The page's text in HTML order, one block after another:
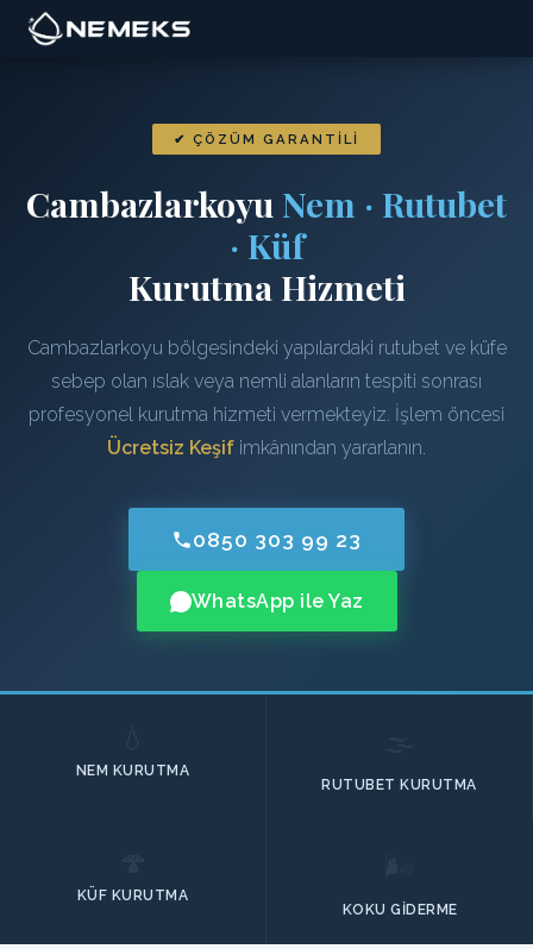
✔ ÇÖZÜM GARANTILI
Cambazlarkoyu Nem · Rutubet
· Küf
Kurutma Hizmeti
Cambazlarkoyu bölgesindeki yapılardaki rutubet ve küfe
sebep olan ıslak veya nemli alanların tespiti sonrası
profesyonel kurutma hizmeti vermekteyiz. İşlem öncesi
Ücretsiz Keşif imkânından yararlanın.
0850 303 99 23
WhatsApp ile Yaz
NEM KURUTMA
RUTUBET KURUTMA
KÜF KURUTMA
KOKU GIDERME